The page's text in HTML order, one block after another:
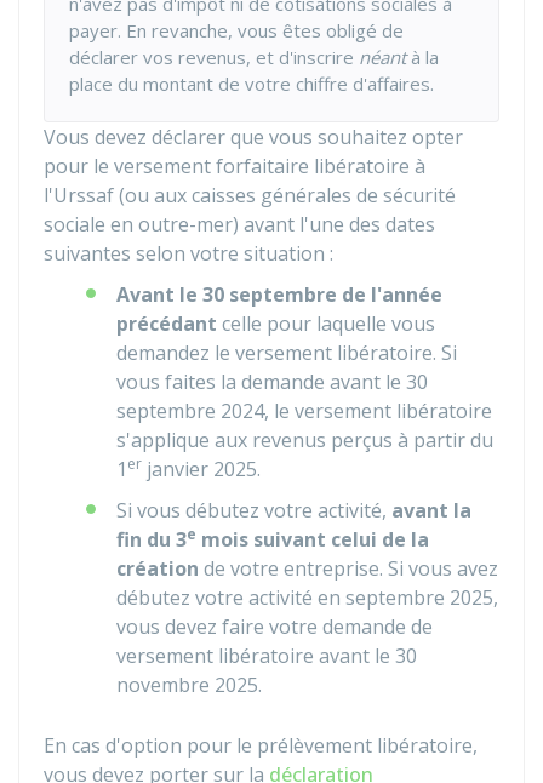
payer. En revanche, vous êtes obligé de
déclarer vos revenus, et d'inscrire néantà la
place du montant de votre chiffre d'affaires.
Vous devez déclarer que vous souhaitez opter
pour le versement forfaitaire libératoire à
l'Urssaf(ou aux caisses générales de sécurité
sociale en outre-mer) avant l'une des dates
suivantes selon votre situation :
Avant le 30 septembre de l'année
précédant celle pour laquelle vous
demandez le versement libératoire. Si
vous faites la demande avant le 30
septembre 2024, le versement libératoire
s'applique aux revenus perçus à partir du
1 er janvier 2025.
Si vous débutez votre activité, avant la
fin du 3e mois suivant celui de la
création de votre entreprise. Si vous avez
débutez votre activité en septembre 2025,
vous devez faire votre demande de
versement libératoire avant le 30
novembre 2025.
En cas d'option pour le prélèvement libératoire,
vous devez porter sur la déclaration